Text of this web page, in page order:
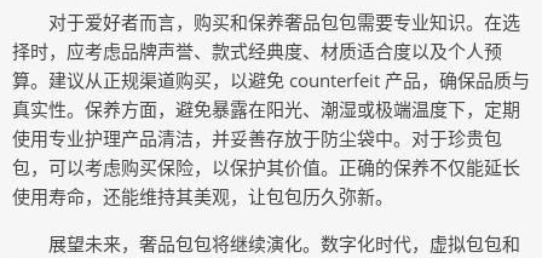
对于爱好者而言，购买和保养奢品包包需要专业知识。在选
择时，应考虑品牌声誉、款式经典度、材质适合度以及个人预
算。建议从正规渠道购买，以避免 counterfeit 产品，确保品质与
真实性。保养方面，避免暴露在阳光、潮湿或极端温度下，定期
使用专业护理产品清洁，并妥善存放于防尘袋中。对于珍贵包
包，可以考虑购买保险，以保护其价值。正确的保养不仅能延长
使用寿命，还能维持其美观，让包包历久弥新。
展望未来，奢品包包将继续演化。数字化时代，虚拟包包和